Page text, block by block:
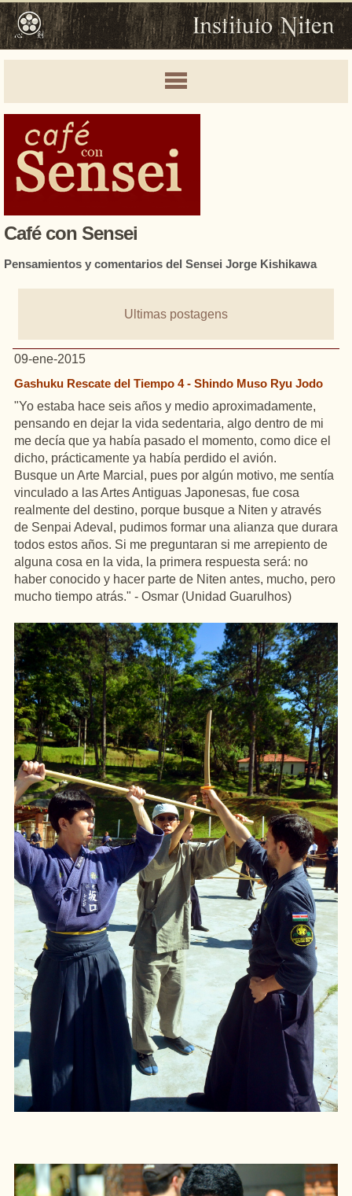
Café con Sensei
Pensamientos y comentarios del Sensei Jorge Kishikawa
Ultimas postagens
09-ene-2015
Gashuku Rescate del Tiempo 4 - Shindo Muso Ryu Jodo
"Yo estaba hace seis años y medio aproximadamente,
pensando en dejar la vida sedentaria, algo dentro de mi
me decía que ya había pasado el momento, como dice el
dicho, prácticamente ya había perdido el avión.
Busque un Arte Marcial, pues por algún motivo, me sentía
vinculado a las Artes Antiguas Japonesas, fue cosa
realmente del destino, porque busque a Niten y através
de Senpai Adeval, pudimos formar una alianza que durara
todos estos años. Si me preguntaran si me arrepiento de
alguna cosa en la vida, la primera respuesta será: no
haber conocido y hacer parte de Niten antes, mucho, pero
mucho tiempo atrás." - Osmar (Unidad Guarulhos)